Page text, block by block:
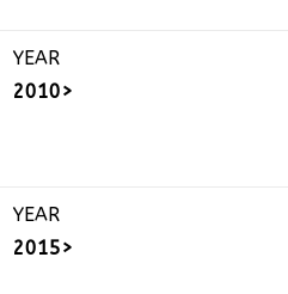
YEAR
2010>
YEAR
2015>